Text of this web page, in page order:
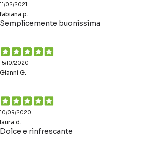
11/02/2021
fabiana p.
Semplicemente buonissima
15/10/2020
Gianni G.
10/09/2020
laura d.
Dolce e rinfrescante